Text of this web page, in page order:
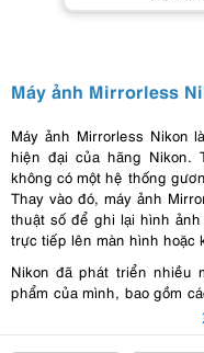
Máy ảnh Mirrorless
Máy ảnh Mirrorless Nikon
hiện đại của hãng Nikon.
không có một hệ thống
Thay vào đó, máy ảnh
thuật số để ghi lại hình
trực tiếp lên màn hình hoặc
Nikon đã phát triển nhiều
phẩm của mình, bao gồm
Nikon có thiết kế nhỏ
nhanh, và hệ thống ống